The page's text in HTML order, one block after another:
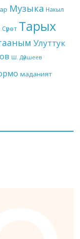
Музыка Накыл
Сүрөт Тарых
Улуттук
Ш. Дүйшеев
маданият